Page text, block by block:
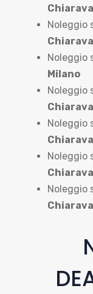
Noleggio
Noleggio
Milano
Noleggio
Noleggio
Noleggio
Noleggio